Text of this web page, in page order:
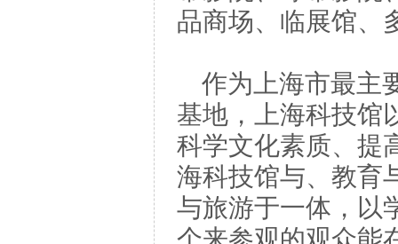
品商场、临展馆
作为上海市最主
基地，上海科技馆
科学文化素质、提
海科技馆与、教育
与旅游于一体，以